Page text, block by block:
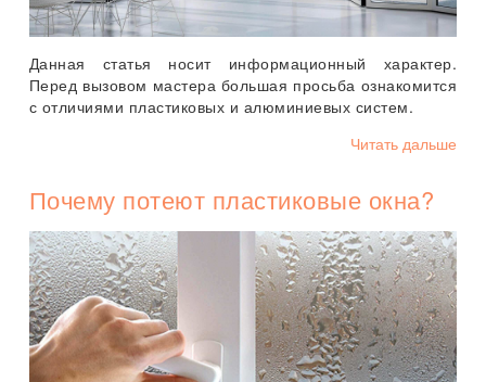
Данная статья носит информационный характер.
Перед вызовом мастера большая просьба ознакомится
с отличиями пластиковых и алюминиевых систем.
Читать дальше
Почему потеют пластиковые окна?